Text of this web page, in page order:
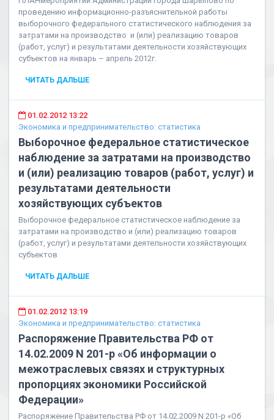
проведению информационно-разъяснительной работы
выборочного федерального статистического наблюдения за
затратами на производство и (или) реализацию товаров
(работ, услуг) и результатами деятельности хозяйствующих
субъектов на январь – апрель 2012г.
ЧИТАТЬ ДАЛЬШЕ
01.02.2012 13:22
Экономика и предпринимательство: статистика
Выборочное федеральное статистическое
наблюдение за затратами на производство
и (или) реализацию товаров (работ, услуг) и
результатами деятельности
хозяйствующих субъектов
Выборочное федеральное статистическое наблюдение за
затратами на производство и (или) реализацию товаров
(работ, услуг) и результатами деятельности хозяйствующих
субъектов
ЧИТАТЬ ДАЛЬШЕ
01.02.2012 13:19
Экономика и предпринимательство: статистика
Распоряжение Правительства РФ от
14.02.2009 N 201-р «Об информации о
межотраслевых связях и структурных
пропорциях экономики Российской
Федерации»
Распоряжение Правительства РФ от 14.02.2009 N 201-р «Об